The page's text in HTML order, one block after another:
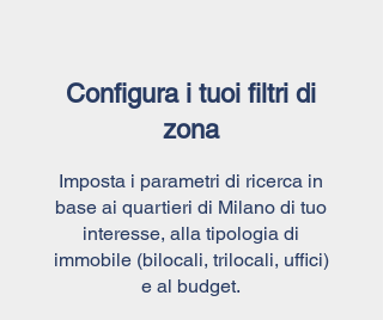
Configura i tuoi filtri di
zona
Imposta i parametri di ricerca in
base ai quartieri di Milano di tuo
interesse, alla tipologia di
immobile (bilocali, trilocali, uffici)
e al budget.